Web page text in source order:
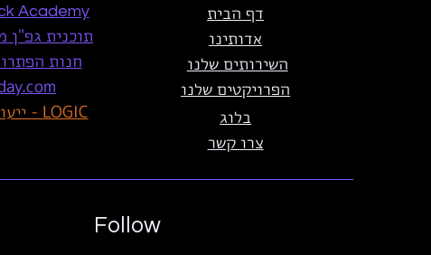
Academy
תוכנית גפ"ן מס'
חנות
LOGIC - ייעוץ לוגיסטי
דף הבית
אדותינו
השירותים שלנו
הפרויקטים שלנו
בלוג
צרו קשר
Follow